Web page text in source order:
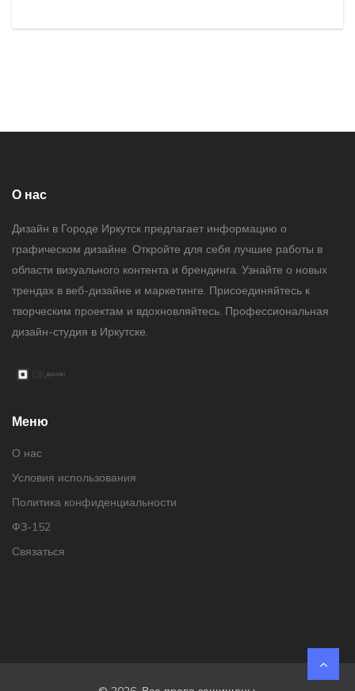
О нас
Дизайн в Городе Иркутск предлагает информацию о
графическом дизайне. Откройте для себя лучшие работы в
области визуального контента и брендинга. Узнайте о новых
трендах в веб-дизайне и маркетинге. Присоединяйтесь к
творческим проектам и вдохновляйтесь. Профессиональная
дизайн-студия в Иркутске.
Меню
О нас
Условия использования
Политика конфиденциальности
ФЗ-152
Связаться